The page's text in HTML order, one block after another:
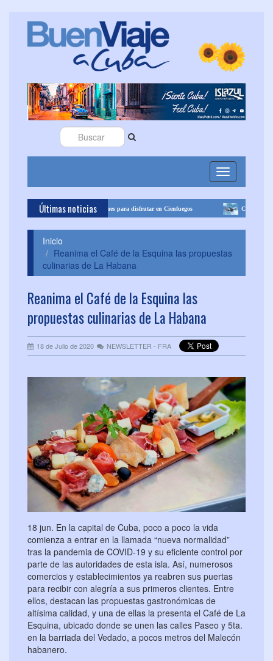
Toggle
navigation
Últimas noticias
Luna: dos opciones para disfrutar en Cienfuegos Cubana de Aviación
Inicio
Reanima el Café de la Esquina las propuestas
culinarias de La Habana
Reanima el Café de la Esquina las
propuestas culinarias de La Habana
18 de Julio de 2020 NEWSLETTER - FRA
18 jun. En la capital de Cuba, poco a poco la vida
comienza a entrar en la llamada “nueva normalidad”
tras la pandemia de COVID-19 y su eficiente control por
parte de las autoridades de esta isla. Así, numerosos
comercios y establecimientos ya reabren sus puertas
para recibir con alegría a sus primeros clientes. Entre
ellos, destacan las propuestas gastronómicas de
altísima calidad, y una de ellas la presenta el Café de La
Esquina, ubicado donde se unen las calles Paseo y 5ta.
en la barriada del Vedado, a pocos metros del Malecón
habanero.